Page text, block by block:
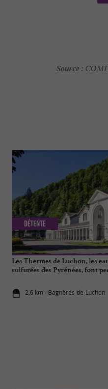
Source :
Les Thermes de Luchon, les
sulfurées des Pyrénées, font
2,6 km - Bagnères-de-Luchon
Détente